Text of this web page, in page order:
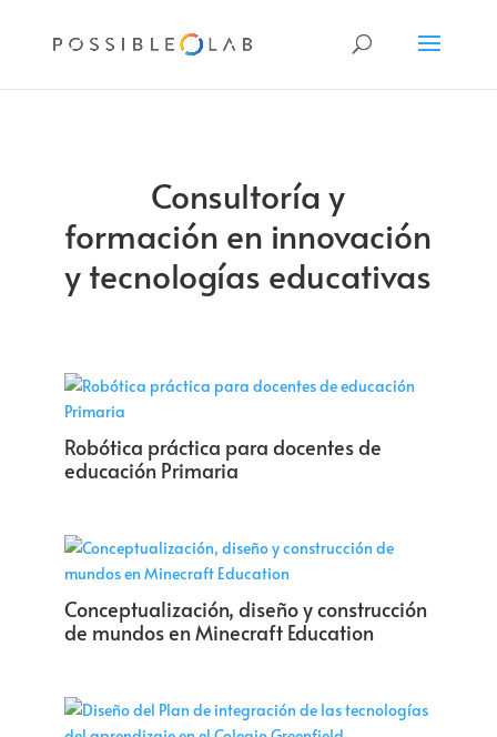
Consultoría y
formación en innovación
y tecnologías educativas
Robótica práctica para docentes de
educación Primaria
Conceptualización, diseño y construcción
de mundos en Minecraft Education